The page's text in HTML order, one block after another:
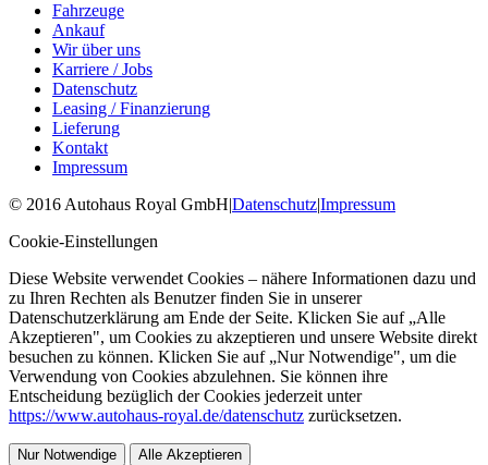
Fahrzeuge
Ankauf
Wir über uns
Karriere / Jobs
Datenschutz
Leasing / Finanzierung
Lieferung
Kontakt
Impressum
© 2016 Autohaus Royal GmbH|Datenschutz|Impressum
Cookie-Einstellungen
Diese Website verwendet Cookies – nähere Informationen dazu und
zu Ihren Rechten als Benutzer finden Sie in unserer
Datenschutzerklärung am Ende der Seite. Klicken Sie auf „Alle
Akzeptieren", um Cookies zu akzeptieren und unsere Website direkt
besuchen zu können. Klicken Sie auf „Nur Notwendige", um die
Verwendung von Cookies abzulehnen. Sie können ihre
Entscheidung bezüglich der Cookies jederzeit unter
https://www.autohaus-royal.de/datenschutz zurücksetzen.
Nur Notwendige Alle Akzeptieren